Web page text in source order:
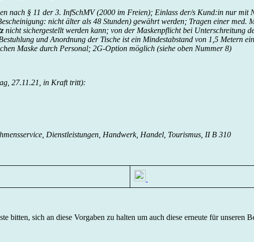
nach § 11 der 3. InfSchMV (2000 im Freien); Einlass der/s Kund:in nur mit
nicht älter als 48 Stunden) gewährt werden; Tragen einer med.
nicht sichergestellt werden kann; von der Maskenpflicht bei Unterschreitung
und Anordnung der Tische ist ein Mindestabstand von 1,5 Metern
Maske durch Personal; 2G-Option möglich (siehe oben Nummer 8)
27.11.21, in Kraft tritt):
Dienstleistungen, Handwerk, Handel, Tourismus, II B 310
bitten, sich an diese Vorgaben zu halten um auch diese erneute für unseren